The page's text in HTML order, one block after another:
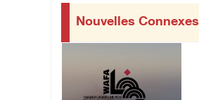
Nouvelles Connexes